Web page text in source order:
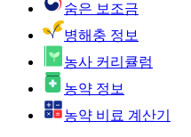
숨은 보조금
병해충 정보
농사 커리큘럼
농약 정보
농약 비료 계산기